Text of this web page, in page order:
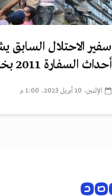
سفير الاحتلال السابق
أحداث السفارة 2011 بخروج بني...
الإثنين، 10 أبريل 2023، 1:00 م